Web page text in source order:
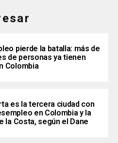
pierde la batalla: más de
de personas ya tienen
Colombia
es la tercera ciudad con
en Colombia y la
la Costa, según el Dane